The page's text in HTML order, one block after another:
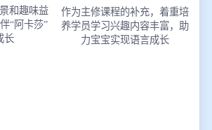
和趣味益
“阿卡莎”
长
作为主修课程的补充，着重培
养学员学习兴趣内容丰富，助
力宝宝实现语言成长